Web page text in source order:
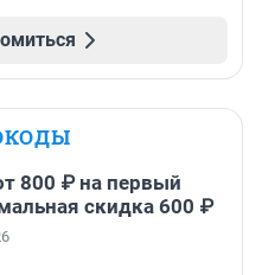
800 ₽ на первый
скидка 600 ₽